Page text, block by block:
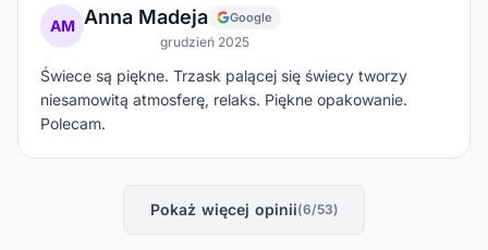
AM Anna Madeja Google
grudzień 2025
Świece są piękne. Trzask palącej się świecy tworzy
niesamowitą atmosferę, relaks. Piękne opakowanie.
Polecam.
Pokaż więcej opinii(6/53)